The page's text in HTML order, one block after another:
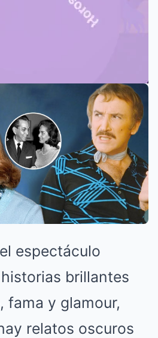
Mute
espectáculo
brillantes
fama y glamour,
relatos oscuros